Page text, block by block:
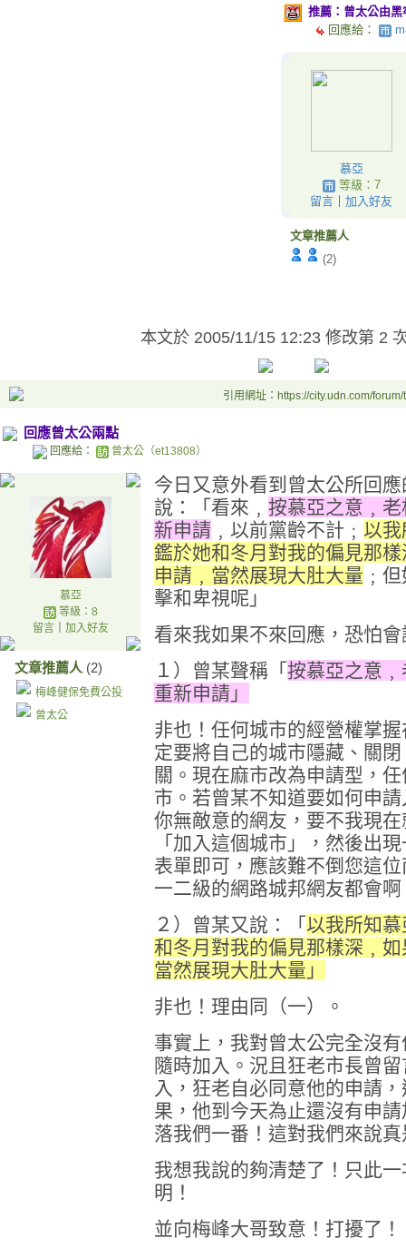
推薦：曾太公由
回應給：
慕亞
等級：7
留言
加入好友
文章推薦人
(2)
本文於 2005/11/15 12:23 修改第 2
引用網址：https://city.udn.com/
回應曾太公兩點
回應給： 曾太公（et13808）
慕亞
等級：8
留言｜ 加入好友
文章推薦人 (2)
梅峰健保免費公投
曾太公
今日又意外看到曾太公所回
說：「看來﹐ 按慕亞之意﹐
新申請 ﹐以前黨齡不計﹔ 以
鑑於她和冬月對我的偏見那
申請﹐當然展現大肚大量 ﹔ 但
擊和卑視呢 」
看來我如果不來回應，恐怕
１）曾某聲稱「 按慕亞之意
重新申請 」
非也！任何城市的經營權掌
定要將自己的城市隱藏、關
關。現在麻市改為申請型，
市。若曾某不知道要如何申
你無敵意的網友，要不我現
「加入這個城市」，然後出
表單即可，應該難不倒您這
一二級的網路城邦網友都會啊
２）曾某又說：「 以我所知
和冬月對我的偏見那樣深﹐
當然展現大肚大量」
非也！理由同（一）。
事實上，我對曾太公完全沒
隨時加入。況且狂老市長曾
入，狂老自必同意他的申請
果，他到今天為止還沒有申
落我們一番！這對我們來說
我想我說的夠清楚了！只此
明！
並向梅峰大哥致意！打擾了！